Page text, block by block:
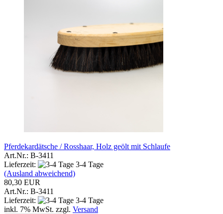
Pferdekardätsche / Rosshaar, Holz geölt mit Schlaufe
Art.Nr.: B-3411
Lieferzeit:
3-4 Tage
(Ausland abweichend)
80,30 EUR
Art.Nr.: B-3411
Lieferzeit:
3-4 Tage
inkl. 7% MwSt. zzgl. Versand